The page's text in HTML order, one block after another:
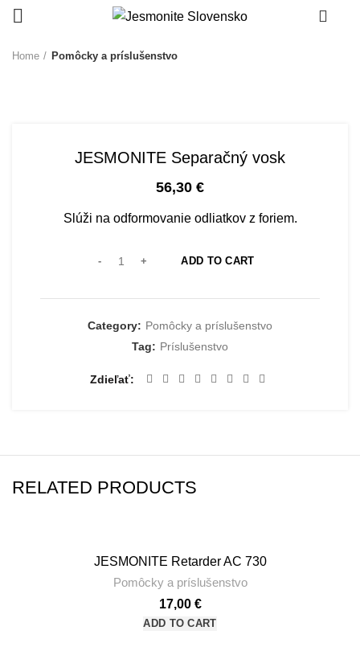
Home Pomôcky a príslušenstvo
JESMONITE Separačný vosk
56,30 €
Slúži na odformovanie odliatkov z foriem.
ADD TO CART
Category: Pomôcky a príslušenstvo
Tag: Príslušenstvo
Zdieľať
RELATED PRODUCTS
JESMONITE Retarder AC 730
Pomôcky a príslušenstvo
17,00 €
ADD TO CART